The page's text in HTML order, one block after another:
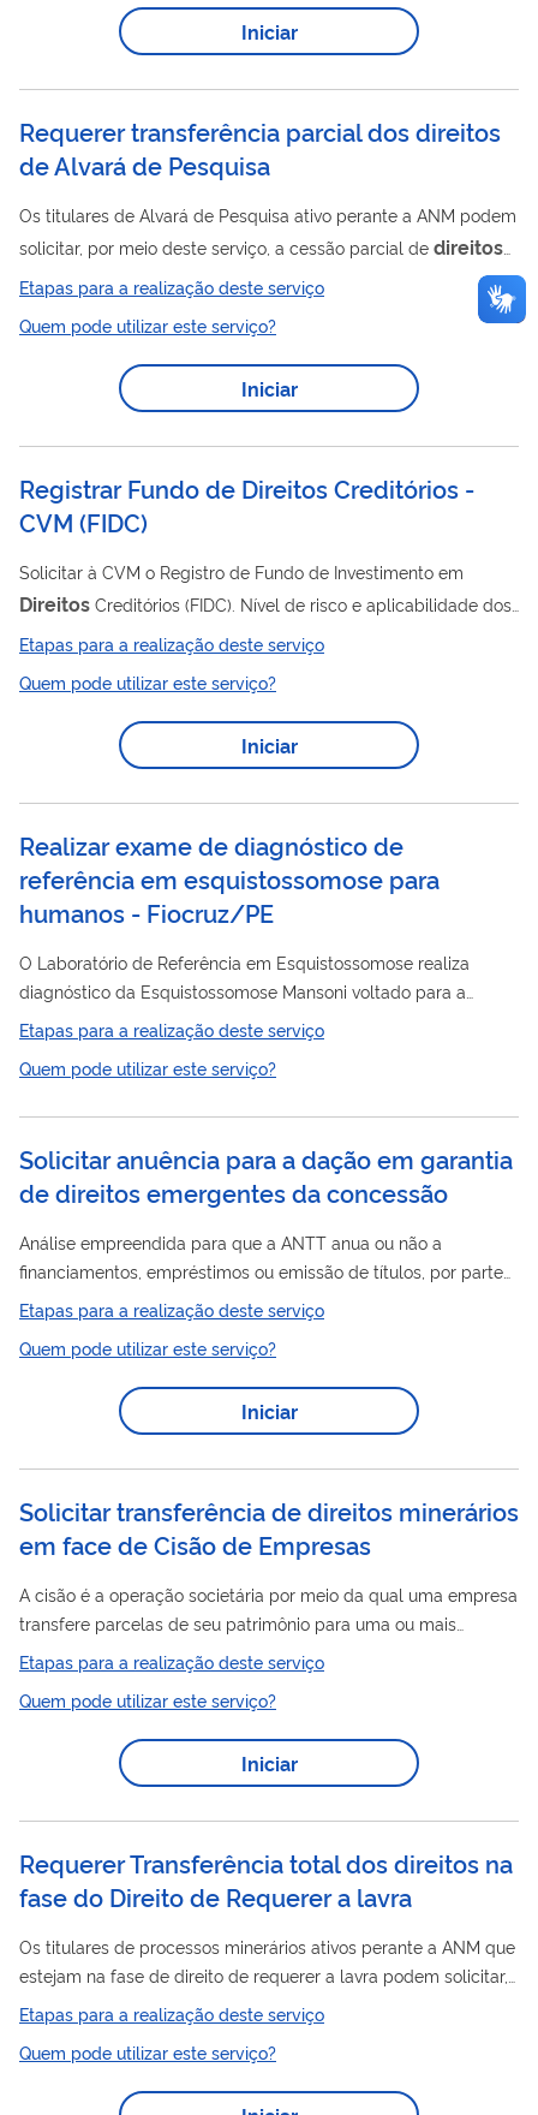
caso, o adquirente (cessionário) passa a assumir todos os
e obrigações relacionados ao Registro de Licença.
Iniciar
Requerer transferência parcial dos direitos
de Alvará de Pesquisa
Os titulares de Alvará de Pesquisa ativo perante a ANM podem
solicitar, por meio deste serviço, a cessão parcial de direitos
minerários a terceiros. A cessão parcial ocorre quando o titular
minerários relativos à área do
alvará de pesquisa para outra pessoa física ou jurídica. Nesse
caso, o adquirente (cessionário) passa a assumir os
obrigações relacionados exclusivamente à área cedida,
Etapas para a realização deste serviço
Quem pode utilizar este serviço?
Iniciar
Registrar Fundo de Direitos Creditórios -
CVM (FIDC)
Solicitar à CVM o Registro de Fundo de Investimento em
Direitos Creditórios (FIDC). Nível de risco e aplicabilidade dos
efeitos: Nos termos do art. 3º do Decreto nº 10.178/2019, as
atividades sujeitas a ato público de liberação são classificadas
em três níveis: nível I (risco leve, irrelevante ou inexistente), nível
II (risco moderado) e nível III (risco alto). O nível de risco orienta
o prazo de análise e a aplicação da aprovação tácita prevista
Etapas para a realização deste serviço
Quem pode utilizar este serviço?
Iniciar
Realizar exame de diagnóstico de
referência em esquistossomose para
humanos - Fiocruz/PE
O Laboratório de Referência em Esquistossomose realiza
diagnóstico da Esquistossomose Mansoni voltado para a
população. São utilizados métodos kato-katz e Hoffman, Pons
e Janer, recomendados pela Organização Mundial de Saúde
(OMS) e pelo Ministério da Saúde, visando o combate da
Etapas para a realização deste serviço
Quem pode utilizar este serviço?
Solicitar anuência para a dação em garantia
de direitos emergentes da concessão
Análise empreendida para que a ANTT anua ou não a
financiamentos, empréstimos ou emissão de títulos, por parte
das concessionárias de serviço de transporte ferroviário de
cargas, quando são oferecidos, em garantia a essas
operações,direitosemergentes da concessão.
Etapas para a realização deste serviço
Quem pode utilizar este serviço?
Iniciar
Solicitar transferência de direitos minerários
em face de Cisão de Empresas
A cisão é a operação societária por meio da qual uma empresa
transfere parcelas de seu patrimônio para uma ou mais
sociedades, podendo resultar na extinção da sociedade
cindida ou na permanência de parte de seu patrimônio.
Quandodireitosminerários integrarem o patrimônio
transferido na operação societária, deverá ser requerida à ANM
a averbação da transferência da titularidade para a sociedade
Etapas para a realização deste serviço
Quem pode utilizar este serviço?
Iniciar
Requerer Transferência total dos direitos na
fase do Direito de Requerer a lavra
Os titulares de processos minerários ativos perante a ANM que
estejam na fase de direito de requerer a lavra podem solicitar,
por meio deste serviço, a cessão total de
período compreendido entre a aprovação do relatório final de
pesquisa e a apresentação do requerimento de concessão de
Etapas para a realização deste serviço
Quem pode utilizar este serviço?